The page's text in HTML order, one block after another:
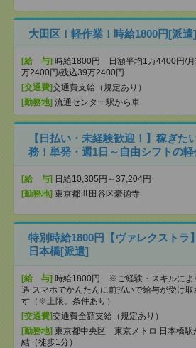
大田区！軽作業！時給1800円[派遣]
[給 与] 時給1800円 日額平均1万4400円/
万2400円/残込39万2400円
[交通費]交通費支給（規定あり）
[勤務地] 流通センター駅から車
【日払い・未経験歓迎！】稼ぎた
務！単発・週1日～自由シフトの
[給 与] 日給10,305円～37,204円
[勤務地] 東京都世田谷区豪徳寺
特別時給1800円【ヴァレクスト
日本橋[派遣]
[給 与] 時給1800円 ※ご経験・スキルによ
遇 スマホでかんたんに前払いで給与が受け取
す（※上限、条件あり）
[交通費]交通費全額支給（規定あり）
[勤務地] 東京都中央区 東京メトロ 日本橋駅
結（徒歩1分）